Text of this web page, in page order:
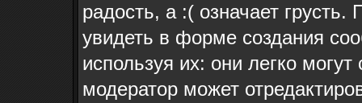
радость, а :( означает
увидеть в форме создания
используя их: они легко
модератор может